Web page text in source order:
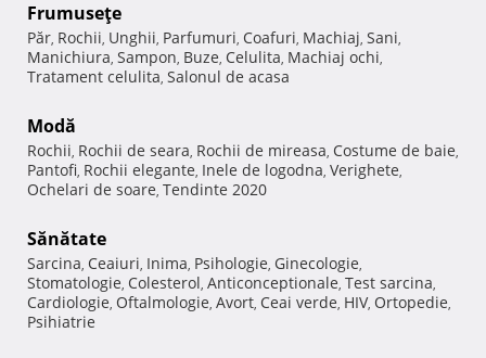
Frumuseţe
Păr, Rochii, Unghii, Parfumuri, Coafuri, Machiaj, Sani,
Manichiura, Sampon, Buze, Celulita, Machiaj ochi,
Tratament celulita, Salonul de acasa
Modă
Rochii, Rochii de seara, Rochii de mireasa, Costume de baie,
Pantofi, Rochii elegante, Inele de logodna, Verighete,
Ochelari de soare, Tendinte 2020
Sănătate
Sarcina, Ceaiuri, Inima, Psihologie, Ginecologie,
Stomatologie, Colesterol, Anticonceptionale, Test sarcina,
Cardiologie, Oftalmologie, Avort, Ceai verde, HIV, Ortopedie,
Psihiatrie